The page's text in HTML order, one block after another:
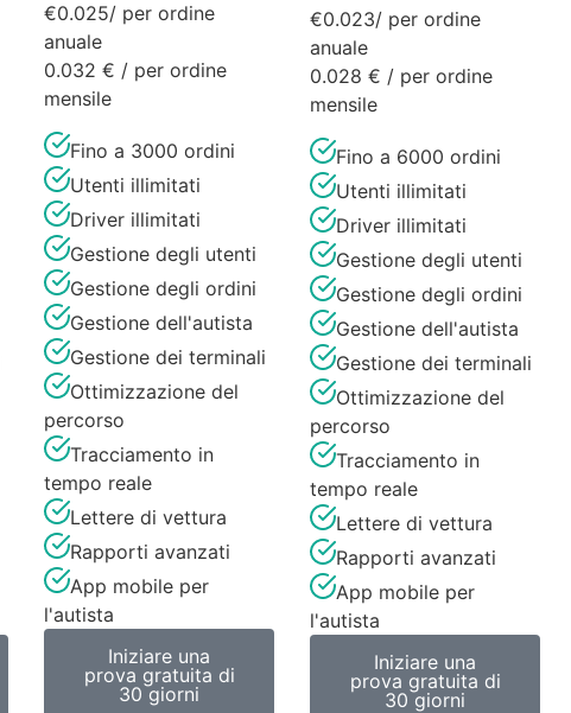
€0.025/ per ordine
anuale
0.032 € / per ordine
mensile
Fino a 3000 ordini
Utenti illimitati
Driver illimitati
Gestione degli utenti
Gestione degli ordini
Gestione dell'autista
Gestione dei terminali
Ottimizzazione del
percorso
Tracciamento in
tempo reale
Lettere di vettura
Rapporti avanzati
App mobile per
l'autista
Iniziare una
prova gratuita di
30 giorni
€0.023/ per ordine
anuale
0.028 € / per ordine
mensile
Fino a 6000 ordini
Utenti illimitati
Driver illimitati
Gestione degli utenti
Gestione degli ordini
Gestione dell'autista
Gestione dei terminali
Ottimizzazione del
percorso
Tracciamento in
tempo reale
Lettere di vettura
Rapporti avanzati
App mobile per
l'autista
Iniziare una
prova gratuita di
30 giorni